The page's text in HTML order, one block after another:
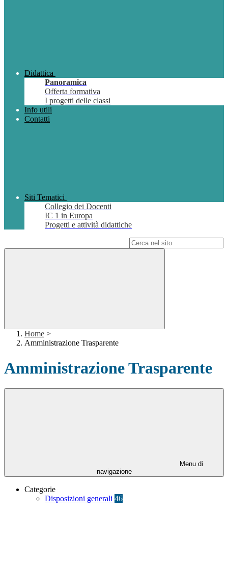
Didattica
Panoramica
Offerta formativa
I progetti delle classi
Info utili
Contatti
Siti Tematici
Collegio dei Docenti
IC 1 in Europa
Progetti e attività didattiche
Home >
Amministrazione Trasparente
Amministrazione Trasparente
Menu di
navigazione
Categorie
Disposizioni generali 46